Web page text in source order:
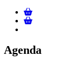
Agenda